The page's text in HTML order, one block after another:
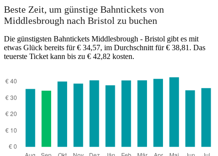
Beste Zeit, um günstige Bahntickets von
Middlesbrough nach Bristol zu buchen
Die günstigsten Bahntickets Middlesbrough - Bristol gibt es mit
etwas Glück bereits für € 34,57, im Durchschnitt für € 38,81. Das
teuerste Ticket kann bis zu € 42,82 kosten.